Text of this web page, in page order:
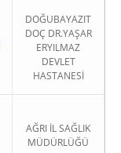
DOĞUBAYAZIT
DOÇ DR.YAŞAR
ERYILMAZ
DEVLET
HASTANESİ
AĞRI İL SAĞLIK
MÜDÜRLÜĞÜ